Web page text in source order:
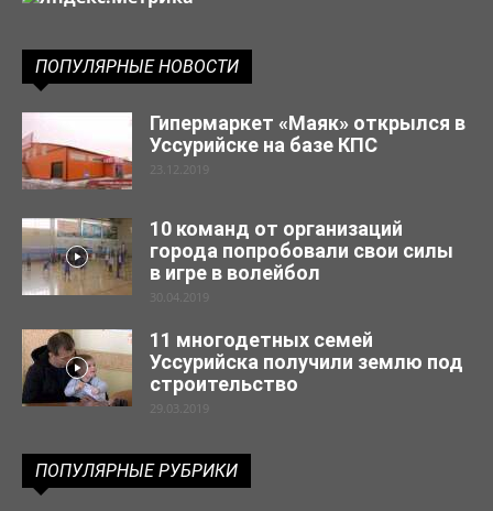
ПОПУЛЯРНЫЕ НОВОСТИ
Гипермаркет «Маяк» открылся в
Уссурийске на базе КПС
23.12.2019
10 команд от организаций
города попробовали свои силы
в игре в волейбол
30.04.2019
11 многодетных семей
Уссурийска получили землю под
строительство
29.03.2019
ПОПУЛЯРНЫЕ РУБРИКИ